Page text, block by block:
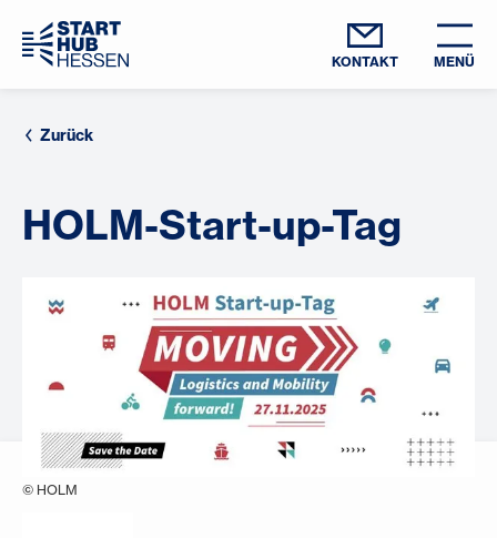
KONTAKT MENÜ
Zurück
HOLM-Start-up-Tag
© HOLM